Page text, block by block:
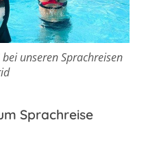
unseren Sprachreisen
Sprachreise